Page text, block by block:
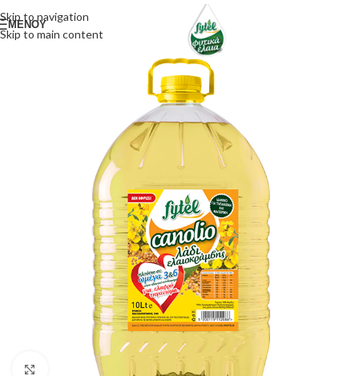
Skip to navigation
Skip to main content
ΜΕΝΟΥ
Click to enlarge